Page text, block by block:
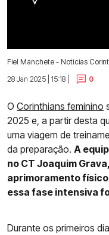
Fiel Manchete - Notícias
28 Jan 2025 | 15:18 |
0
O Corinthians feminino
2025 e, a partir desta
uma viagem de
da preparação. A
no CT Joaquim
aprimoramento
essa fase intensiva
Durante os primeiros